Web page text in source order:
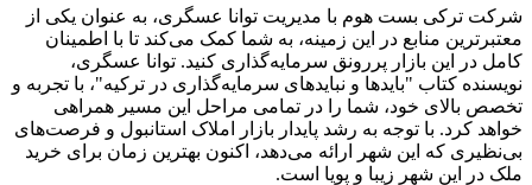
شرکت ترکی بست هوم با مدیریت توانا عسگری، به عنوان یکی از
معتبرترین منابع در این زمینه، به شما کمک می‌کند تا با اطمینان
کامل در این بازار پررونق سرمایه‌گذاری کنید. توانا عسگری،
نویسنده کتاب "بایدها و نبایدهای سرمایه‌گذاری در ترکیه"، با تجربه و
تخصص بالای خود، شما را در تمامی مراحل این مسیر همراهی
خواهد کرد. با توجه به رشد پایدار بازار املاک استانبول و فرصت‌های
بی‌نظیری که این شهر ارائه می‌دهد، اکنون بهترین زمان برای خرید
ملک در این شهر زیبا و پویا است.